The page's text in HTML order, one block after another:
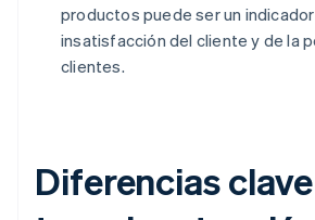
productos puede ser un
insatisfacción del cliente y de la
clientes.
Diferencias